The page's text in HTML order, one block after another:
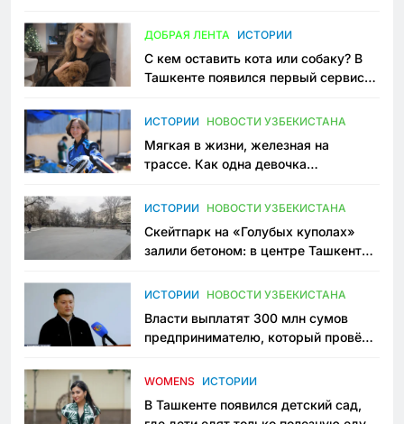
ДОБРАЯ ЛЕНТА ИСТОРИИ
С кем оставить кота или собаку? В
Ташкенте появился первый сервис
ИСТОРИИ НОВОСТИ УЗБЕКИСТАНА
Мягкая в жизни, железная на
трассе. Как одна девочка
Узбекистане
ИСТОРИИ НОВОСТИ УЗБЕКИСТАНА
Скейтпарк на «Голубых куполах»
залили бетоном: в центре Ташкента
пространство
ИСТОРИИ НОВОСТИ УЗБЕКИСТАНА
Власти выплатят 300 млн сумов
предпринимателю, который провёл
приговору
WOMENS ИСТОРИИ
В Ташкенте появился детский сад,